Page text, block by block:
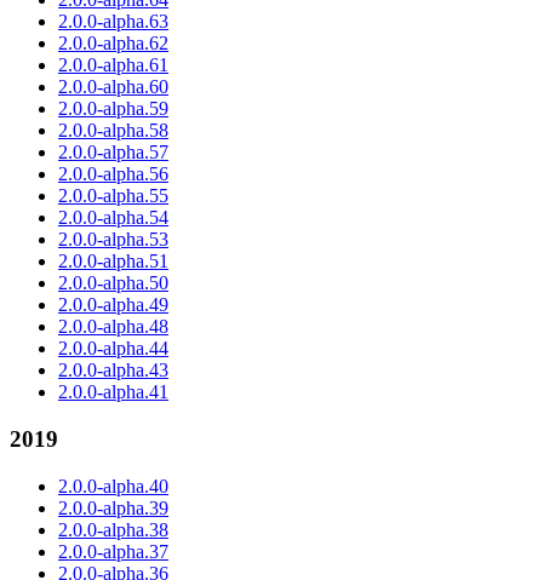
2.0.0-alpha.63
2.0.0-alpha.62
2.0.0-alpha.61
2.0.0-alpha.60
2.0.0-alpha.59
2.0.0-alpha.58
2.0.0-alpha.57
2.0.0-alpha.56
2.0.0-alpha.55
2.0.0-alpha.54
2.0.0-alpha.53
2.0.0-alpha.51
2.0.0-alpha.50
2.0.0-alpha.49
2.0.0-alpha.48
2.0.0-alpha.44
2.0.0-alpha.43
2.0.0-alpha.41
2019
2.0.0-alpha.40
2.0.0-alpha.39
2.0.0-alpha.38
2.0.0-alpha.37
2.0.0-alpha.36